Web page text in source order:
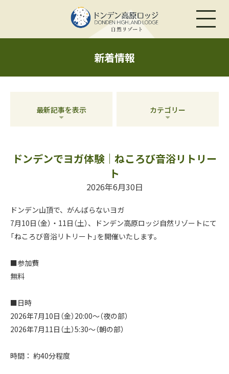
新着情報
最新記事を表示 カテゴリー
ドンデンでヨガ体験｜ねころび音浴リトリー
ト
2026年6月30日
ドンデン山頂で、がんばらないヨガ
7月10日（金）・11日（土）、ドンデン高原ロッジ自然リゾートにて
「ねころび音浴リトリート」を開催いたします。
■参加費
無料
■日時
2026年7月10日（金）20:00～（夜の部）
2026年7月11日（土）5:30～（朝の部）
時間： 約40分程度